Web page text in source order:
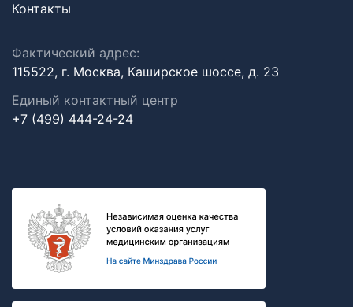
Контакты
Фактический адрес:
115522, г. Москва, Каширское шоссе, д. 23
Единый контактный центр
+7 (499) 444-24-24